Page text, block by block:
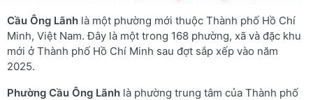
Cầu Ông Lãnh là một phường mới thuộc Thành phố Hồ Chí
Minh, Việt Nam. Đây là một trong 168 phường, xã và đặc khu
mới ở Thành phố Hồ Chí Minh sau đợt sắp xếp vào năm
2025.
Phường Cầu Ông Lãnh là phường trung tâm của Thành phố